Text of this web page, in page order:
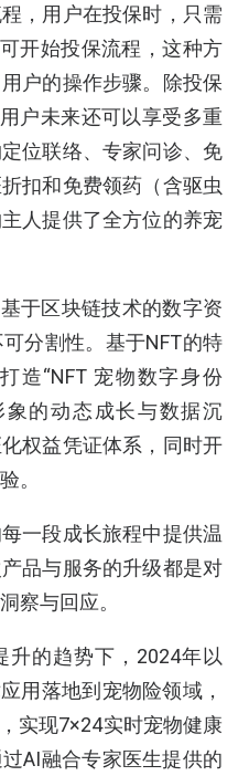
，用户在投保时，只需
开始投保流程，这种方
户的操作步骤。除投保
户未来还可以享受多重
位联络、专家问诊、免
扣和免费领药（含驱虫
人提供了全方位的养宠
于区块链技术的数字资
分割性。基于NFT的特
造“NFT 宠物数字身份
的动态成长与数据沉
权益凭证体系，同时开
。
一段成长旅程中提供温
品与服务的升级都是对
察与回应。
升的趋势下，2024年以
用落地到宠物险领域，
实现7×24实时宠物健康
AI融合专家医生提供的